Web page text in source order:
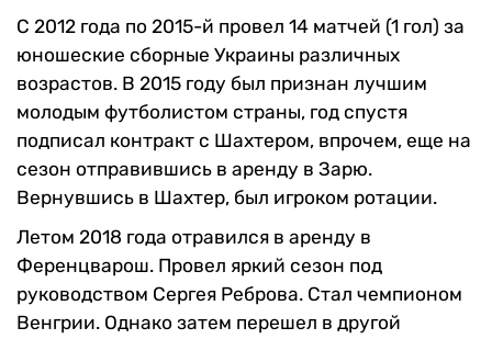
С 2012 года по 2015-й провел 14 матчей (1 гол) за
юношеские сборные Украины различных
возрастов. В 2015 году был признан лучшим
молодым футболистом страны, год спустя
подписал контракт с Шахтером, впрочем, еще на
сезон отправившись в аренду в Зарю.
Вернувшись в Шахтер, был игроком ротации.
Летом 2018 года отравился в аренду в
Ференцварош. Провел яркий сезон под
руководством Сергея Реброва. Стал чемпионом
Венгрии. Однако затем перешел в другой